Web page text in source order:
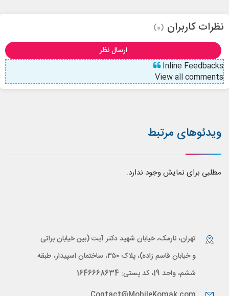
نظرات کاربران (0)
ارسال نظر
Inline Feedbacks
View all comments
ویدئوهای مرتبط
مطلبی برای نمایش وجود ندارد.
تهران، نارمک، خیابان شهید دکتر آیت (بین خیابان براتی
و خیابان قاسم زاده)، پلاک ۳۵۰، ساختمان اسپیدار، طبقه
ششم، واحد 19، کد پستی: 1646668634